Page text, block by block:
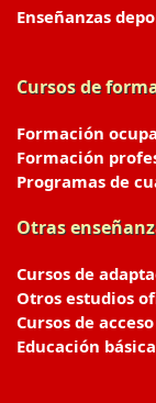
Enseñanzas
Cursos de
Formación
Formación
Programas de
Otras
Cursos de
Otros estudios
Cursos de acceso
Educación